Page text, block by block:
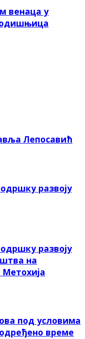
венаца у
Лепосавић
развоју
развоју
на
под условима
време